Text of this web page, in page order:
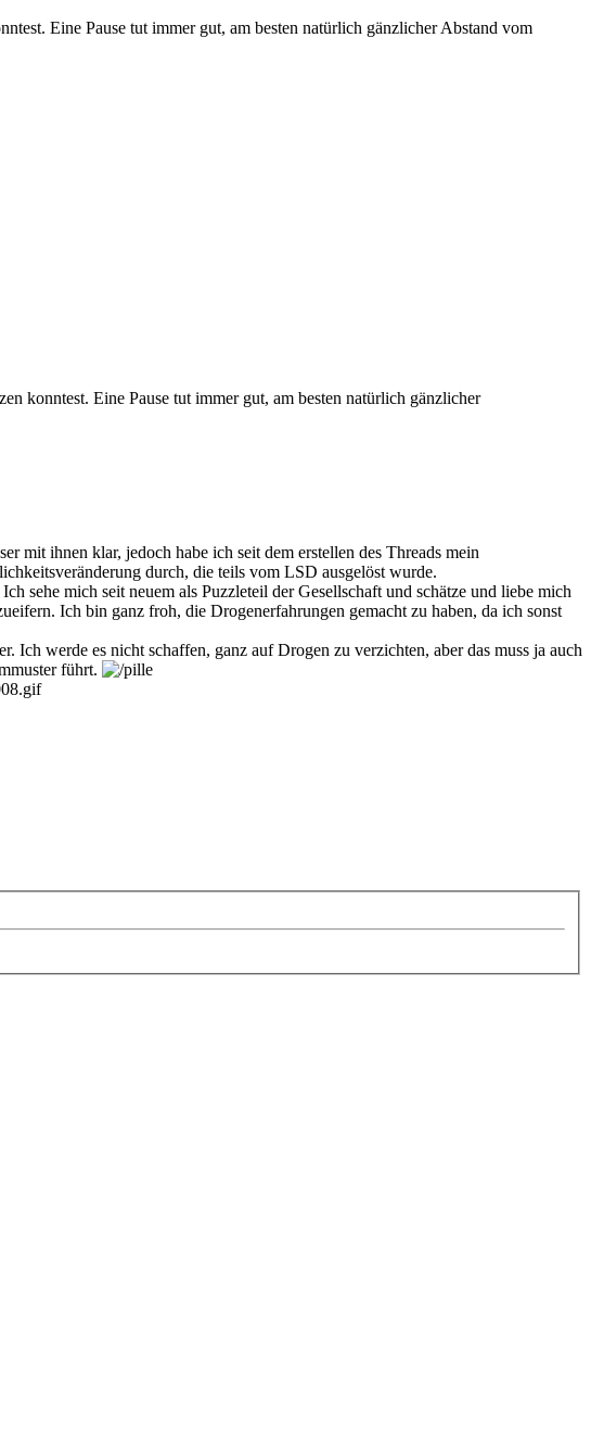
Eine Pause tut immer gut, am besten natürlich gänzlicher Abstand vom
konntest. Eine Pause tut immer gut, am besten natürlich gänzlicher
mit ihnen klar, jedoch habe ich seit dem erstellen des Threads mein
durch, die teils vom LSD ausgelöst wurde.
Ich sehe mich seit neuem als Puzzleteil der Gesellschaft und schätze und liebe mich
Ich bin ganz froh, die Drogenerfahrungen gemacht zu haben, da ich sonst
Ich werde es nicht schaffen, ganz auf Drogen zu verzichten, aber das muss ja auch
führt.